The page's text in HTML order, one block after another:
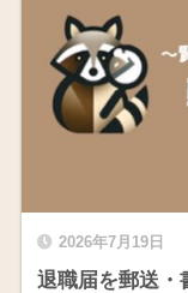
2026年7月19日
退職届を郵送・